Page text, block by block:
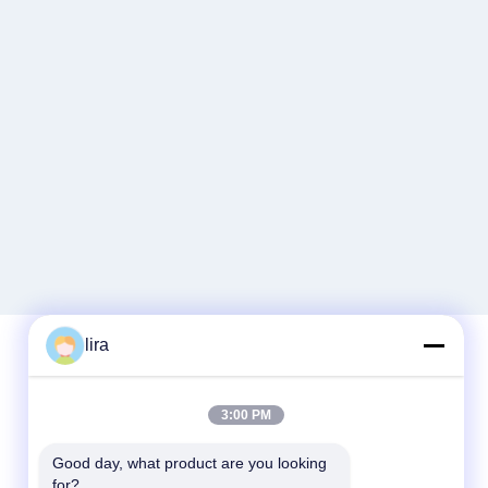
Tel.
lira
3:00 PM
Good day, what product are you looking